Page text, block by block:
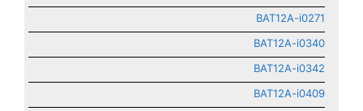
BAT12A-i0271
BAT12A-i0340
BAT12A-i0342
BAT12A-i0409